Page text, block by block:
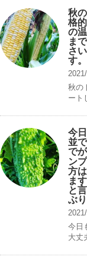
秋
格
の
ま
さ
す。
秋の
ート
今
並
で
ン
方
ま
と
ぶり
今日
大丈